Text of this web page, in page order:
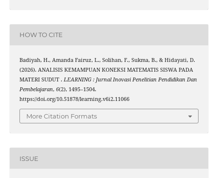
HOW TO CITE
Badiyah, H., Amanda Fairuz, L., Solihan, F., Sukma, B., & Hidayati, D.
(2026). ANALISIS KEMAMPUAN KONEKSI MATEMATIS SISWA PADA
MATERI SUDUT . LEARNING : Jurnal Inovasi Penelitian Pendidikan Dan
Pembelajaran, 6(2), 1495–1504.
https://doi.org/10.51878/learning.v6i2.11066
More Citation Formats
ISSUE